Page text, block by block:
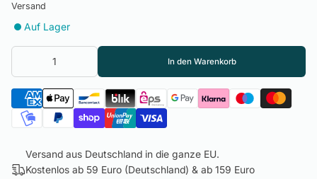
Versand
Auf Lager
In den Warenkorb
Versand aus Deutschland in die ganze EU.
Kostenlos ab 59 Euro (Deutschland) & ab 159 Euro